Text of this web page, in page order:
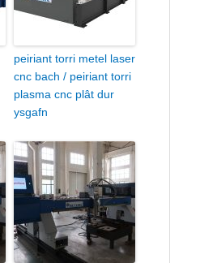
peiriant torri metel laser
cnc bach / peiriant torri
plasma cnc plât dur
ysgafn